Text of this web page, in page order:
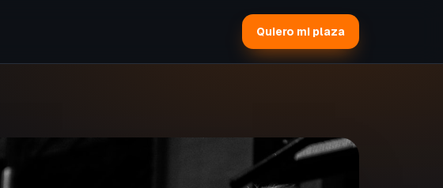
Quiero mi plaza